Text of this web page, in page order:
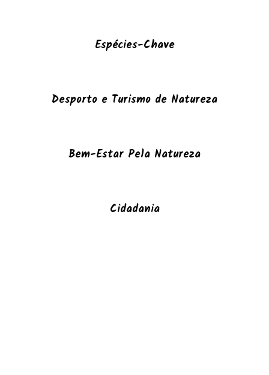
Espécies-Chave
Desporto e Turismo de Natureza
Bem-Estar Pela Natureza
Cidadania